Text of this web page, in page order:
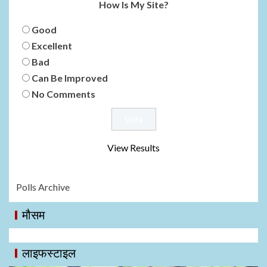
How Is My Site?
Good
Excellent
Bad
Can Be Improved
No Comments
View Results
Polls Archive
मौसम
लाइफस्टाइल